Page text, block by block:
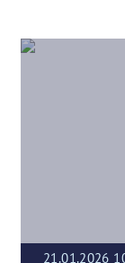
21.01.2026